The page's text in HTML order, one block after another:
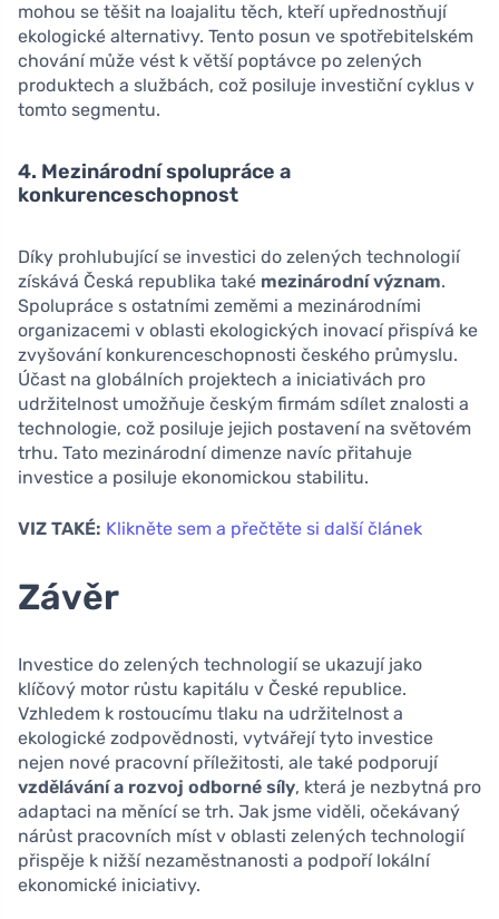
mohou se těšit na loajalitu těch, kteří upřednostňují
ekologické alternativy. Tento posun ve spotřebitelském
chování může vést k větší poptávce po zelených
produktech a službách, což posiluje investiční cyklus v
tomto segmentu.
4. Mezinárodní spolupráce a
konkurenceschopnost
Díky prohlubující se investici do zelených technologií
získává Česká republika také mezinárodní význam.
Spolupráce s ostatními zeměmi a mezinárodními
organizacemi v oblasti ekologických inovací přispívá ke
zvyšování konkurenceschopnosti českého průmyslu.
Účast na globálních projektech a iniciativách pro
udržitelnost umožňuje českým firmám sdílet znalosti a
technologie, což posiluje jejich postavení na světovém
trhu. Tato mezinárodní dimenze navíc přitahuje
investice a posiluje ekonomickou stabilitu.
VIZ TAKÉ: Klikněte sem a přečtěte si další článek
Závěr
Investice do zelených technologií se ukazují jako
klíčový motor růstu kapitálu v České republice.
Vzhledem k rostoucímu tlaku na udržitelnost a
ekologické zodpovědnosti, vytvářejí tyto investice
nejen nové pracovní příležitosti, ale také podporují
vzdělávání a rozvoj odborné síly, která je nezbytná pro
adaptaci na měnící se trh. Jak jsme viděli, očekávaný
nárůst pracovních míst v oblasti zelených technologií
přispěje k nižší nezaměstnanosti a podpoří lokální
ekonomické iniciativy.